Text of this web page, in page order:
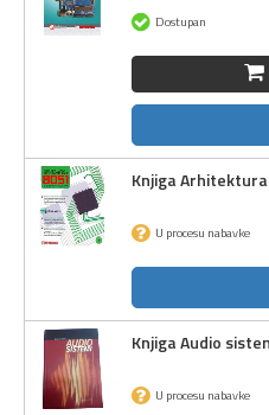
Dostupan
Knjiga
U procesu nabavke
Knjiga Audio
U procesu nabavke